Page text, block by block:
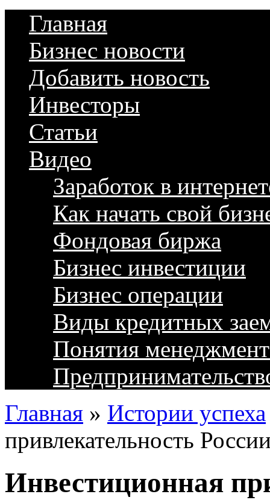
Главная
Бизнес новости
Добавить новость
Инвесторы
Статьи
Видео
Заработок в
Как начать свой
Фондовая биржа
Бизнес инвестиции
Бизнес операции
Виды кредитных
Понятия
Главная » Истории успеха
привлекательность
Инвестиционная